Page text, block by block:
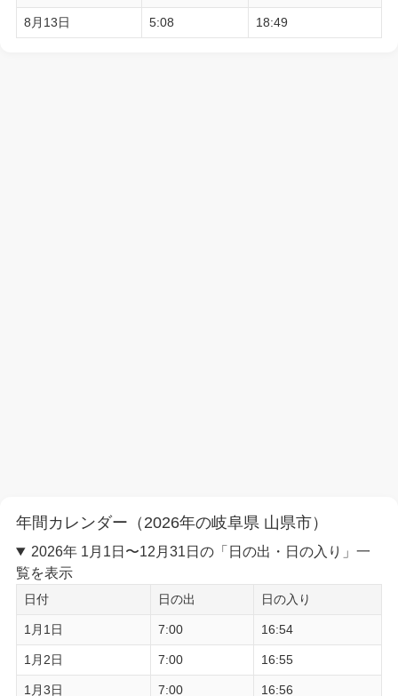
8月13日 5:08 18:49
年間カレンダー（2026年の岐阜県 山県市）
2026年 1月1日〜12月31日の「日の出・日の入り」一
覧を表示
日付 日の出 日の入り
1月1日 7:00 16:54
1月2日 7:00 16:55
1月3日 7:00 16:56